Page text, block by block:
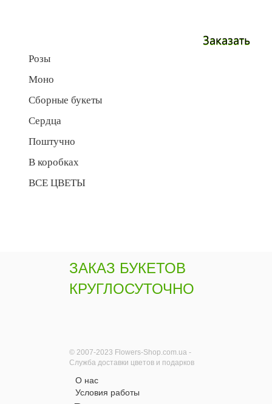
Заказать
Розы
Моно
Сборные букеты
Сердца
Поштучно
В коробках
ВСЕ ЦВЕТЫ
ЗАКАЗ БУКЕТОВ
КРУГЛОСУТОЧНО
© 2007-2023 Flowers-Shop.com.ua -
Служба доставки цветов и подарков
О нас
Условия работы